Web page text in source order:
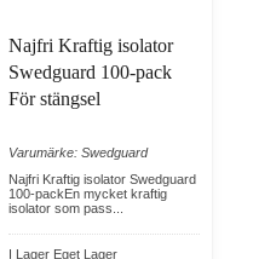
Najfri Kraftig isolator
Swedguard 100-pack
För stängsel
Varumärke: Swedguard
Najfri Kraftig isolator Swedguard
100-packEn mycket kraftig
isolator som pass...
I Lager Eget Lager